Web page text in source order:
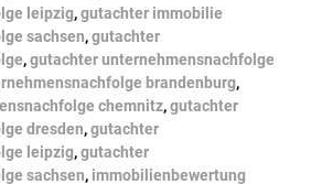
leipzig,gutachter immobilie
sachsen,gutachter
,gutachter unternehmensnachfolge
brandenburg,
chemnitz,gutachter
dresden,gutachter
leipzig,gutachter
sachsen, immobilienbewertung